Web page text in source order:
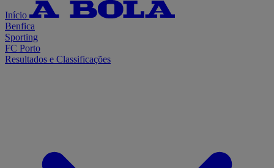
Início
Benfica
Sporting
FC Porto
Resultados e Classificações